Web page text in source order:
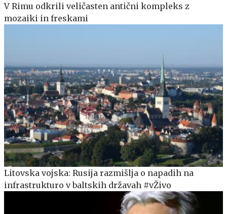
V Rimu odkrili veličasten antični kompleks z
mozaiki in freskami
Litovska vojska: Rusija razmišlja o napadih na
infrastrukturo v baltskih državah #vŽivo